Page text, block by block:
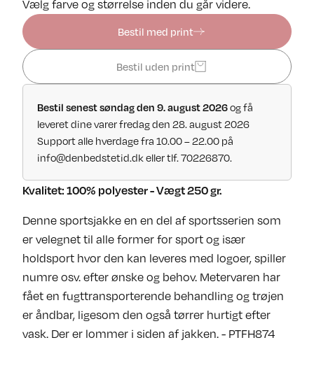
Vælg farve og størrelse inden du går videre.
Bestil med print
Bestil uden print
Bestil senest søndag den 9. august 2026og få
leveret dine varer fredag den 28. august 2026
Support alle hverdage fra 10.00 – 22.00 på
info@denbedstetid.dk eller tlf. 70226870.
Kvalitet: 100% polyester - Vægt 250 gr.
Denne sportsjakke en en del af sportsserien som
er velegnet til alle former for sport og især
holdsport hvor den kan leveres med logoer, spiller
numre osv. efter ønske og behov. Metervaren har
fået en fugttransporterende behandling og trøjen
er åndbar, ligesom den også tørrer hurtigt efter
vask. Der er lommer i siden af jakken. - PTFH874